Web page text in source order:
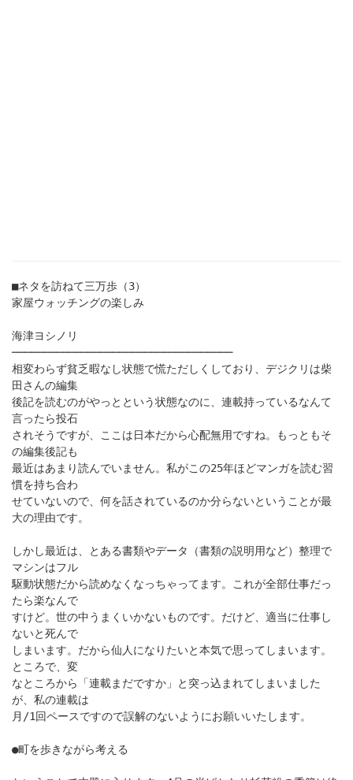
■ネタを訪ねて三万歩（3）
家屋ウォッチングの楽しみ
海津ヨシノリ
───────────────────────────────────
相変わらず貧乏暇なし状態で慌ただしくしており、デジクリは柴
田さんの編集
後記を読むのがやっとという状態なのに、連載持っているなんて
言ったら投石
されそうですが、ここは日本だから心配無用ですね。もっともそ
の編集後記も
最近はあまり読んでいません。私がこの25年ほどマンガを読む習
慣を持ち合わ
せていないので、何を話されているのか分らないということが最
大の理由です。
しかし最近は、とある書類やデータ（書類の説明用など）整理で
マシンはフル
駆動状態だから読めなくなっちゃってます。これが全部仕事だっ
たら楽なんで
すけど。世の中うまくいかないものです。だけど、適当に仕事し
ないと死んで
しまいます。だから仙人になりたいと本気で思ってしまいます。
ところで、変
なところから「連載まだですか」と突っ込まれてしまいました
が、私の連載は
月/1回ペースですので誤解のないようにお願いいたします。
●町を歩きながら考える